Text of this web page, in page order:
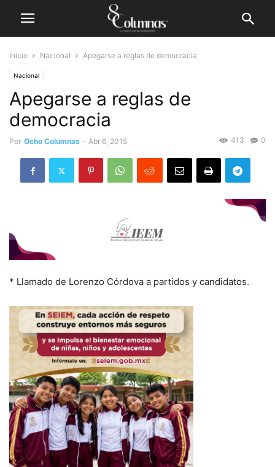
Inicio Nacional Apegarse a reglas de democracia
Nacional
Apegarse a reglas de
democracia
Por Ocho Columnas - Abr 6, 2015 0
413
* Llamado de Lorenzo Córdova a partidos y candidatos.